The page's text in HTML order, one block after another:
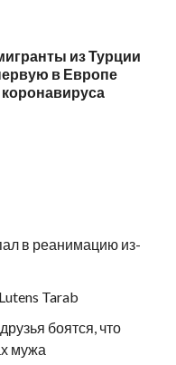
из Турции
в Европе
в реанимацию из-
Tarab
боятся, что
мужа